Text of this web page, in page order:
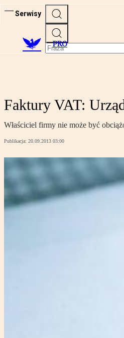
Serwisy
PRO
Faktury VAT:
Właściciel firmy nie może być
Publikacja: 20.09.2013 03:00